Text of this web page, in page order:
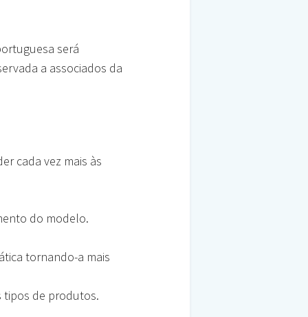
será
a associados da
cada vez mais às
do modelo.
tornando-a mais
tipos de produtos.